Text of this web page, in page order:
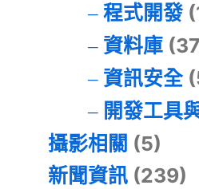
程式開發
資料庫
資訊安全
開發工具
攝影相關 (5)
新聞資訊 (239)